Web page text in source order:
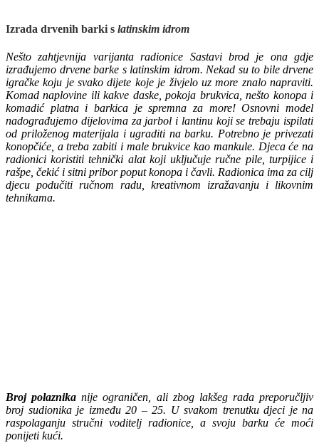
Izrada drvenih barki s latinskim idrom
Nešto zahtjevnija varijanta radionice Sastavi brod je ona gdje
izrađujemo drvene barke s latinskim idrom. Nekad su to bile drvene
igračke koju je svako dijete koje je živjelo uz more znalo napraviti.
Komad naplovine ili kakve daske, pokoja brukvica, nešto konopa i
komadić platna i barkica je spremna za more! Osnovni model
nadograđujemo dijelovima za jarbol i lantinu koji se trebaju ispilati
od priloženog materijala i ugraditi na barku. Potrebno je privezati
konopčiće, atreba zabiti i male brukvice kao mankule. Djeca će na
radionici koristiti tehnički alat koji uključuje ručne pile, turpijice i
rašpe, čekić i sitni pribor poput konopa i čavli. Radionica ima za cilj
djecu podučiti ručnom radu, kreativnom izražavanju i likovnim
tehnikama.
Broj polaznika nije ograničen, ali zbog lakšeg rada preporučljiv
broj sudionika je između 20 – 25. U svakom trenutku djeci je na
raspolaganju stručni voditelj radionice, a svoju barku će moći
ponijeti kući.